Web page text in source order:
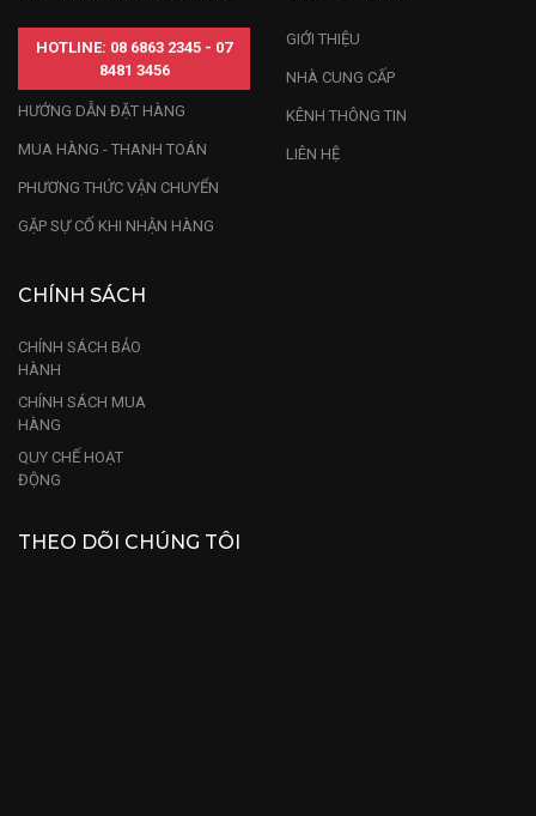
HOTLINE: 08 6863 2345 - 07
8481 3456
HƯỚNG DẪN ĐẶT HÀNG
MUA HÀNG - THANH TOÁN
PHƯƠNG THỨC VẬN CHUYỂN
GẶP SỰ CỐ KHI NHẬN HÀNG
GIỚI THIỆU
NHÀ CUNG CẤP
KÊNH THÔNG TIN
LIÊN HỆ
CHÍNH SÁCH
CHÍNH SÁCH BẢO
HÀNH
CHÍNH SÁCH MUA
HÀNG
QUY CHẾ HOẠT
ĐỘNG
THEO DÕI CHÚNG TÔI